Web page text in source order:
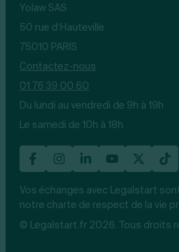
Yolaw SAS
50 rue d’Hauteville
75010 PARIS
Contactez-nous
01 76 39 00 60
Du lundi au vendredi de 9h à 19h
Le samedi de 10h à 18h
Vos échanges avec Legalstart
notre charte de respect de la vie
© Legalstart.fr 2026. Tous droits